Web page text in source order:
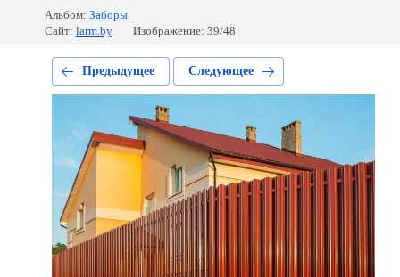
Альбом: Заборы
Сайт: larm.by Изображение: 39/48
Предыдущее Следующее